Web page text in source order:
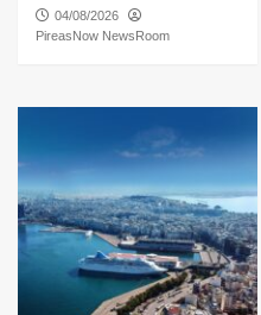
04/08/2026
PireasNow NewsRoom